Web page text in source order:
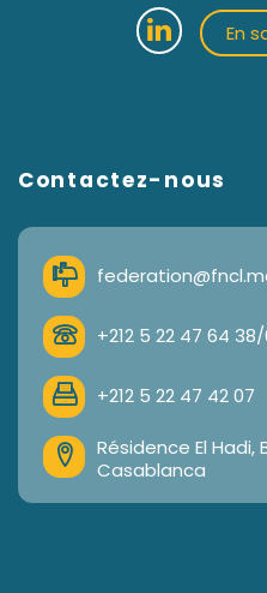
En
Contactez-nous
+212 5 22 47 64
+212 5 22 47 42 07
Résidence El Hadi,
Casablanca